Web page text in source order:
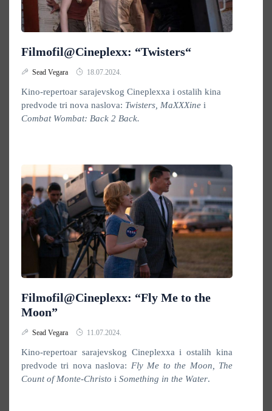
Filmofil@Cineplexx: “Twisters“
Sead Vegara 18.07.2024.
Kino-repertoar sarajevskog Cineplexxa i ostalih kina
predvode tri nova naslova: Twisters, MaXXXine i
Combat Wombat: Back 2 Back.
Filmofil@Cineplexx: “Fly Me to the
Moon”
Sead Vegara 11.07.2024.
Kino-repertoar sarajevskog Cineplexxa i ostalih kina
predvode tri nova naslova: Fly Me to the Moon, The
Count of Monte-Christo i Something in the Water.